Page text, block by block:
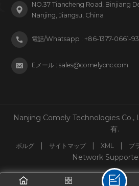
NO.37 Tiancheng Road, Binjiang
Nanjing, Jiangsu, China
電話/Whatsapp : +86-1377-0661-
Eメール :sales@comelycnc.com
Nanjing Comely Technologies Co.,
有.
ボルグ サイトマップ XML プ
Network